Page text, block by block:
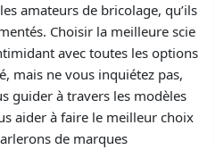
amateurs de bricolage, qu’ils
Choisir la meilleure scie
avec toutes les options
mais ne vous inquiétez pas,
guider à travers les modèles
aider à faire le meilleur choix
de marques